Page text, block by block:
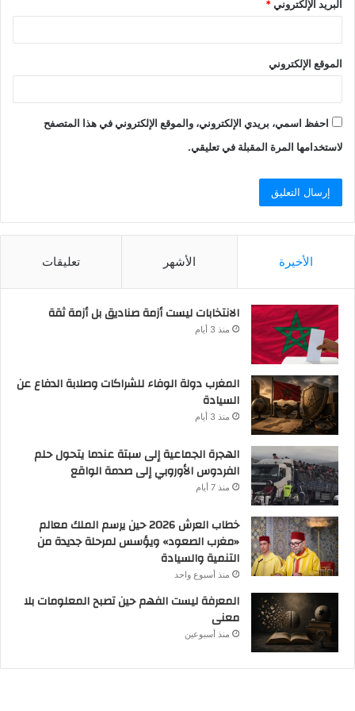
البريد الإلكتروني*
الموقع الإلكتروني
احفظ اسمي، بريدي الإلكتروني، والموقع الإلكتروني في هذا المتصفح
لاستخدامها المرة المقبلة في تعليقي.
الأخيرة الأشهر تعليقات
الانتخابات ليست أزمة صناديق بل أزمة ثقة
منذ 3 أيام
المغرب دولة الوفاء للشراكات وصلابة الدفاع عن
السيادة
منذ 3 أيام
الهجرة الجماعية إلى سبتة عندما يتحول حلم
الفردوس الأوروبي إلى صدمة الواقع
منذ 7 أيام
خطاب العرش 2026 حين يرسم الملك معالم
«مغرب الصعود» ويؤسس لمرحلة جديدة من
التنمية والسيادة
منذ أسبوع واحد
المعرفة ليست الفهم حين تصبح المعلومات بلا
معنى
منذ أسبوعين